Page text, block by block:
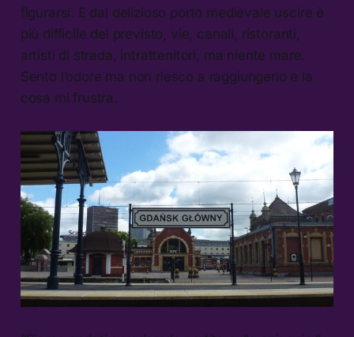
figurarsi. E dal delizioso porto medievale uscire è
più difficile del previsto, vie, canali, ristoranti,
artisti di strada, intrattenitori, ma niente mare.
Sento l’odore ma non riesco a raggiungerlo e la
cosa mi frustra.